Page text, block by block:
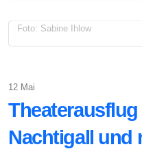
Foto: Sabine Ihlow
12 Mai
Nachtigall und